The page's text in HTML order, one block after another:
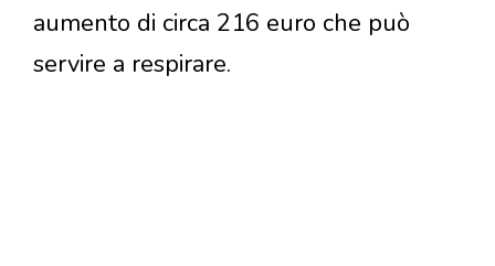
aumento di circa 216 euro che può
servire a respirare.